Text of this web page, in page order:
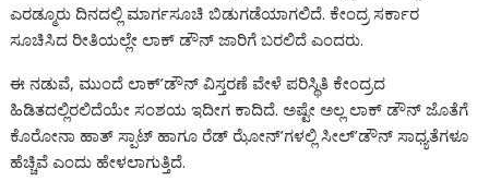
ಎರಡ್ಮೂರು ದಿನದಲ್ಲಿ ಮಾರ್ಗಸೂಚಿ ಬಿಡುಗಡೆಯಾಗಲಿದೆ. ಕೇಂದ್ರ ಸರ್ಕಾರ
ಸೂಚಿಸಿದ ರೀತಿಯಲ್ಲೇ ಲಾಕ್ ಡೌನ್ ಜಾರಿಗೆ ಬರಲಿದೆ ಎಂದರು.
ಈ ನಡುವೆ, ಮುಂದೆ ಲಾಕ್’ಡೌನ್ ವಿಸ್ತರಣೆ ವೇಳೆ ಪರಿಸ್ಥಿತಿ ಕೇಂದ್ರದ
ಹಿಡಿತದಲ್ಲಿರಲಿದೆಯೇ ಸಂಶಯ ಇದೀಗ ಕಾದಿದೆ. ಅಷ್ಟೇ ಅಲ್ಲ ಲಾಕ್ ಡೌನ್ ಜೊತೆಗೆ
ಕೊರೋನಾ ಹಾತ್ ಸ್ಪಾಟ್ ಹಾಗೂ ರೆಡ್ ಝೋನ್’ಗಳಲ್ಲಿ ಸೀಲ್’ಡೌನ್ ಸಾಧ್ಯತೆಗಳೂ
ಹೆಚ್ಚಿವೆ ಎಂದು ಹೇಳಲಾಗುತ್ತಿದೆ.